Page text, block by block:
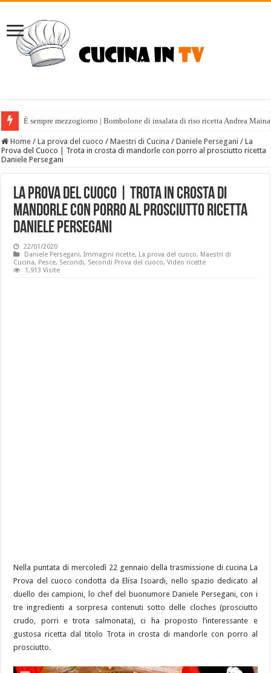
È sempre mezzogiorno | Bombolone di insalata di riso ricetta Andrea
Home / La prova del cuoco / Maestri di Cucina / Daniele Persegani / La
Prova del Cuoco | Trota in crosta di mandorle con porro al prosciutto ricetta
Daniele Persegani
La Prova del Cuoco | Trota in crosta di
mandorle con porro al prosciutto ricetta
Daniele Persegani
22/01/2020
Daniele Persegani,Immagini ricette, La prova del cuoco, Maestri di
Cucina, Pesce, Secondi, Secondi Prova del cuoco,Video ricette
1,913 Visite
Nella puntata di mercoledì 22 gennaio della trasmissione di cucina La
Prova del cuoco condotta da Elisa Isoardi, nello spazio dedicato al
duello dei campioni, lo chef del buonumore Daniele Persegani, con i
tre ingredienti a sorpresa contenuti sotto delle cloches (prosciutto
crudo, porri e trota salmonata), ci ha proposto l’interessante e
gustosa ricetta dal titolo Trota in crosta di mandorle con porro al
prosciutto.